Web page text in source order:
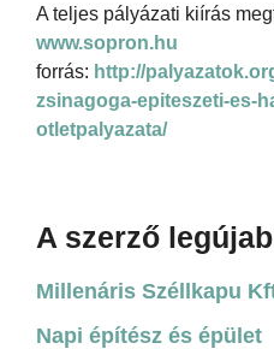
A teljes pályázati kiírás
www.sopron.hu
forrás: http://
zsinagoga-epiteszeti-es-
otletpalyazata/
A szerző
Millenáris Széllkapu
Napi építész és épület